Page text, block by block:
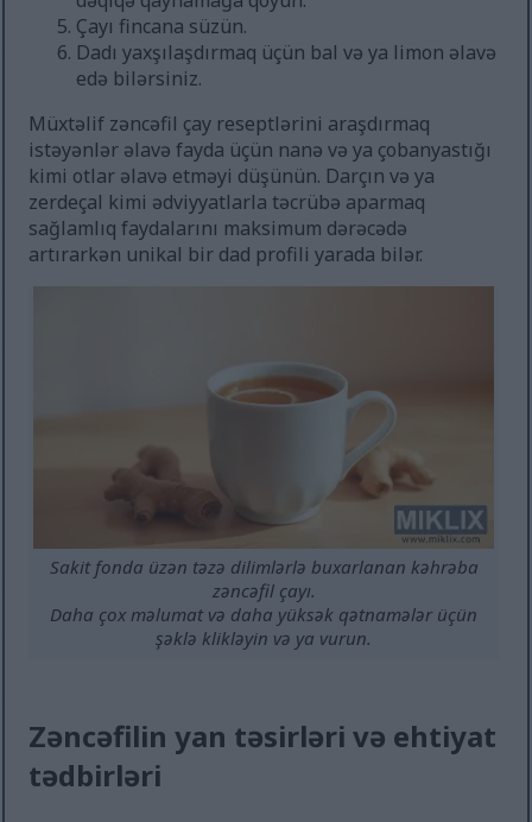
Çayı fincana süzün.
Dadı yaxşılaşdırmaq üçün bal və ya limon əlavə
edə bilərsiniz.
Müxtəlif zəncəfil çay reseptlərini araşdırmaq
istəyənlər əlavə fayda üçün nanə və ya çobanyastığı
kimi otlar əlavə etməyi düşünün. Darçın və ya
zerdeçal kimi ədviyyatlarla təcrübə aparmaq
sağlamlıq faydalarını maksimum dərəcədə
artırarkən unikal bir dad profili yarada bilər.
Sakit fonda üzən təzə dilimlərlə buxarlanan kəhrəba
zəncəfil çayı.
Daha çox məlumat və daha yüksək qətnamələr üçün
şəklə klikləyin və ya vurun.
Zəncəfilin yan təsirləri və ehtiyat
tədbirləri